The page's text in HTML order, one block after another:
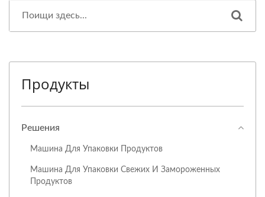
Продукты
Решения
Машина Для Упаковки Продуктов
Машина Для Упаковки Свежих И Замороженных
Продуктов